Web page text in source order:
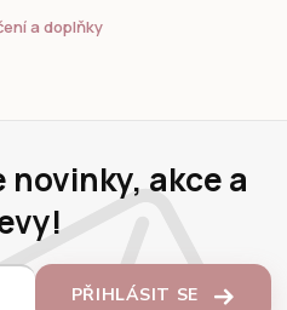
a doplňky
akce a
PŘIHLÁSIT SE